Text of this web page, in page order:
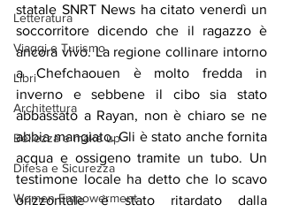
Letteratura
Viaggi e Turismo
Libri
Architettura
Bellezza e make up
Difesa e Sicurezza
Women Empowerment
statale SNRT News ha citato venerdì un
soccorritore dicendo che il ragazzo è
ancora vivo. La regione collinare intorno
a Chefchaouen è molto fredda in
inverno e sebbene il cibo sia stato
abbassato a Rayan, non è chiaro se ne
abbia mangiato. Gli è stato anche fornita
acqua e ossigeno tramite un tubo. Un
testimone locale ha detto che lo scavo
orizzontale è stato ritardato dalla